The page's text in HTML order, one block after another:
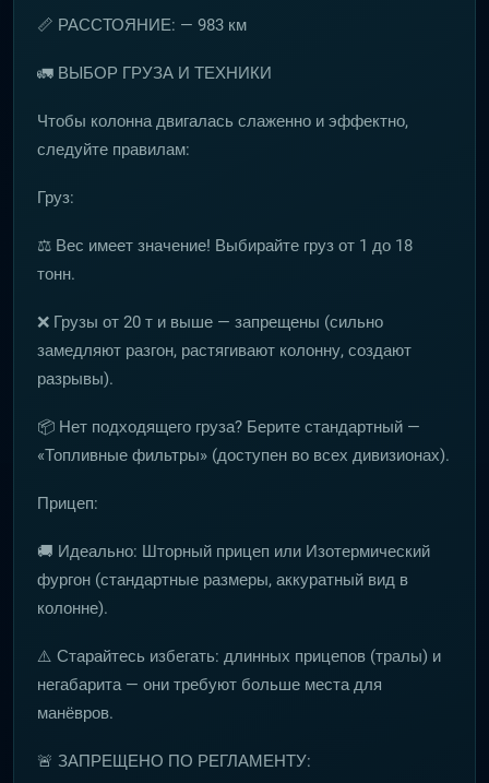
📏 РАССТОЯНИЕ: — 983 км
🚛 ВЫБОР ГРУЗА И ТЕХНИКИ
Чтобы колонна двигалась слаженно и эффектно,
следуйте правилам:
Груз:
⚖️ Вес имеет значение! Выбирайте груз от 1 до 18
тонн.
❌ Грузы от 20 т и выше — запрещены (сильно
замедляют разгон, растягивают колонну, создают
разрывы).
📦 Нет подходящего груза? Берите стандартный —
«Топливные фильтры» (доступен во всех дивизионах).
Прицеп:
🚚 Идеально: Шторный прицеп или Изотермический
фургон (стандартные размеры, аккуратный вид в
колонне).
⚠️ Старайтесь избегать: длинных прицепов (тралы) и
негабарита — они требуют больше места для
манёвров.
🚨 ЗАПРЕЩЕНО ПО РЕГЛАМЕНТУ: